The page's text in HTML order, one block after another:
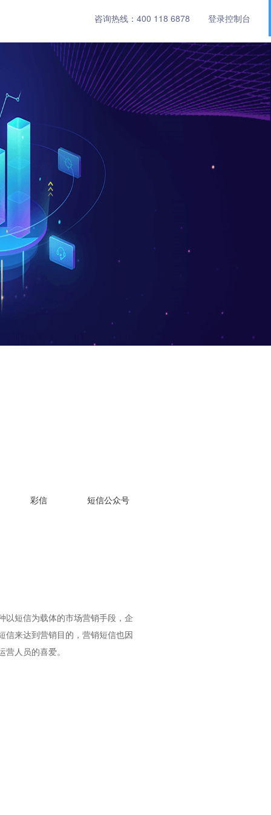
咨询热线： 400 118 6878 登录控制台
彩信 短信公众号
以短信为载体的市场营销手段，企
信来达到营销目的，营销短信也因
人员的喜爱。